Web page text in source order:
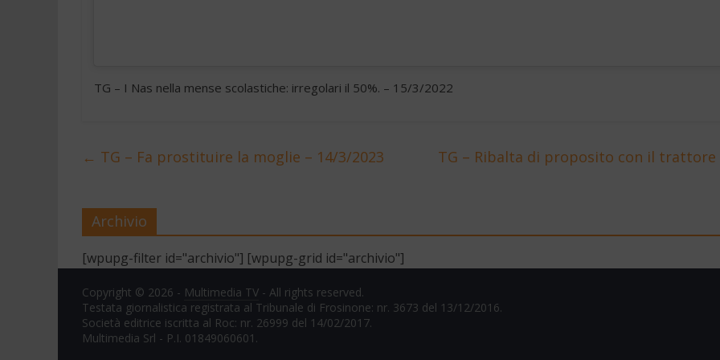
TG – I Nas nella mense scolastiche: irregolari il 50%. – 15/3/2022
← TG – Fa prostituire la moglie – 14/3/2023 TG – Ribalta di proposito con il
Archivio
[wpupg-filter id="archivio"] [wpupg-grid id="archivio"]
Copyright © 2026 - Multimedia TV - All rights reserved.
Testata giornalistica registrata al Tribunale di Frosinone: nr. 3673 del 13/12/2016.
Società editrice iscritta al Roc: nr. 26999 del 14/02/2017.
Multimedia Srl - P.I. 01849060601.